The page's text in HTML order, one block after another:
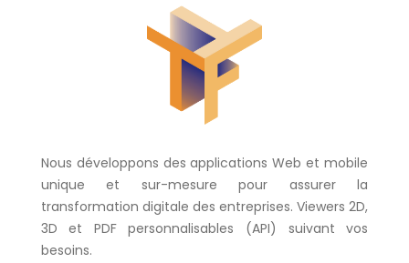
Nous développons des applications Web et mobile
unique et sur-mesure pour assurer la
transformation digitale des entreprises. Viewers 2D,
3D et PDF personnalisables (API) suivant vos
besoins.